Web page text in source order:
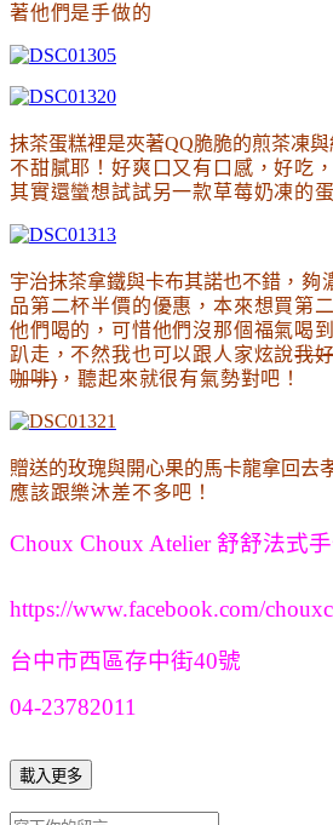
著他們是手做的
抹茶蛋糕裡是夾著QQ脆脆的煎茶凍
不甜膩耶 ！好爽口又有口感 ，好吃
其實還蠻想試試另一款草莓奶凍的
宇治抹茶拿鐵與卡布其諾也不錯 ，夠
品第二杯半價的優惠 ，本來想買第
他們喝的 ，可惜他們沒那個福氣喝到
趴走 ，不然我也可以跟人家炫說我
咖啡)，聽起來就很有氣勢對吧 ！
贈送的玫瑰與開心果的馬卡龍拿回去
應該跟樂沐差不多吧 ！
Choux Choux Atelier 舒舒法式
https://www.facebook.com/
台中市西區存中街40號
04-23782011
載入更多